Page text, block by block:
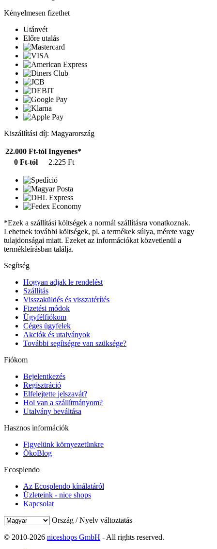
Kényelmesen fizethet
Utánvét
Előre utalás
Kiszállítási díj: Magyarország
22.000 Ft-tól Ingyenes*
0 Ft-tól
2.225 Ft
*Ezek a szállítási költségek a normál szállításra vonatkoznak.
Lehetnek további költségek, pl. a termékek súlya, mérete vagy
tulajdonságai miatt. Ezeket az információkat közvetlenül a
termékleírásban találja.
Segítség
Hogyan adjak le rendelést
Szállítás
Visszaküldés és visszatérítés
Fizetési módok
Ügyfélfiókom
Céges ügyfelek
Akciók és utalványok
További segítségre van szüksége?
Fiókom
Bejelentkezés
Regisztráció
Elfelejtette jelszavát?
Hol van a szállítmányom?
Utalvány beváltása
Hasznos információk
Figyelünk környezetünkre
ÖkoBlog
Ecosplendo
Az Ecosplendo kínálatáról
Üzleteink - nice shops
Kapcsolat
Ország / Nyelv változtatás
© 2010-2026 niceshops GmbH - All rights reserved.